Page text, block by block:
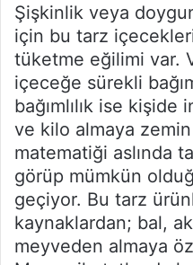
Şişkinlik veya
için bu tarz
tüketme eğilimi var.
içeceğe sürekli
bağımlılık ise
ve kilo almaya zemin
matematiği aslında
görüp mümkün
geçiyor. Bu tarz
kaynaklardan; bal,
meyveden almaya